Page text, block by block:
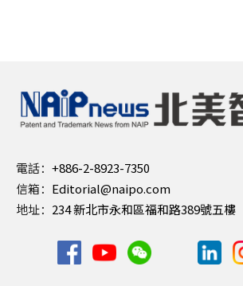
電話： +886-2-8923-7350
信箱： Editorial@naipo.com
地址： 234 新北市永和區福和路389號五樓